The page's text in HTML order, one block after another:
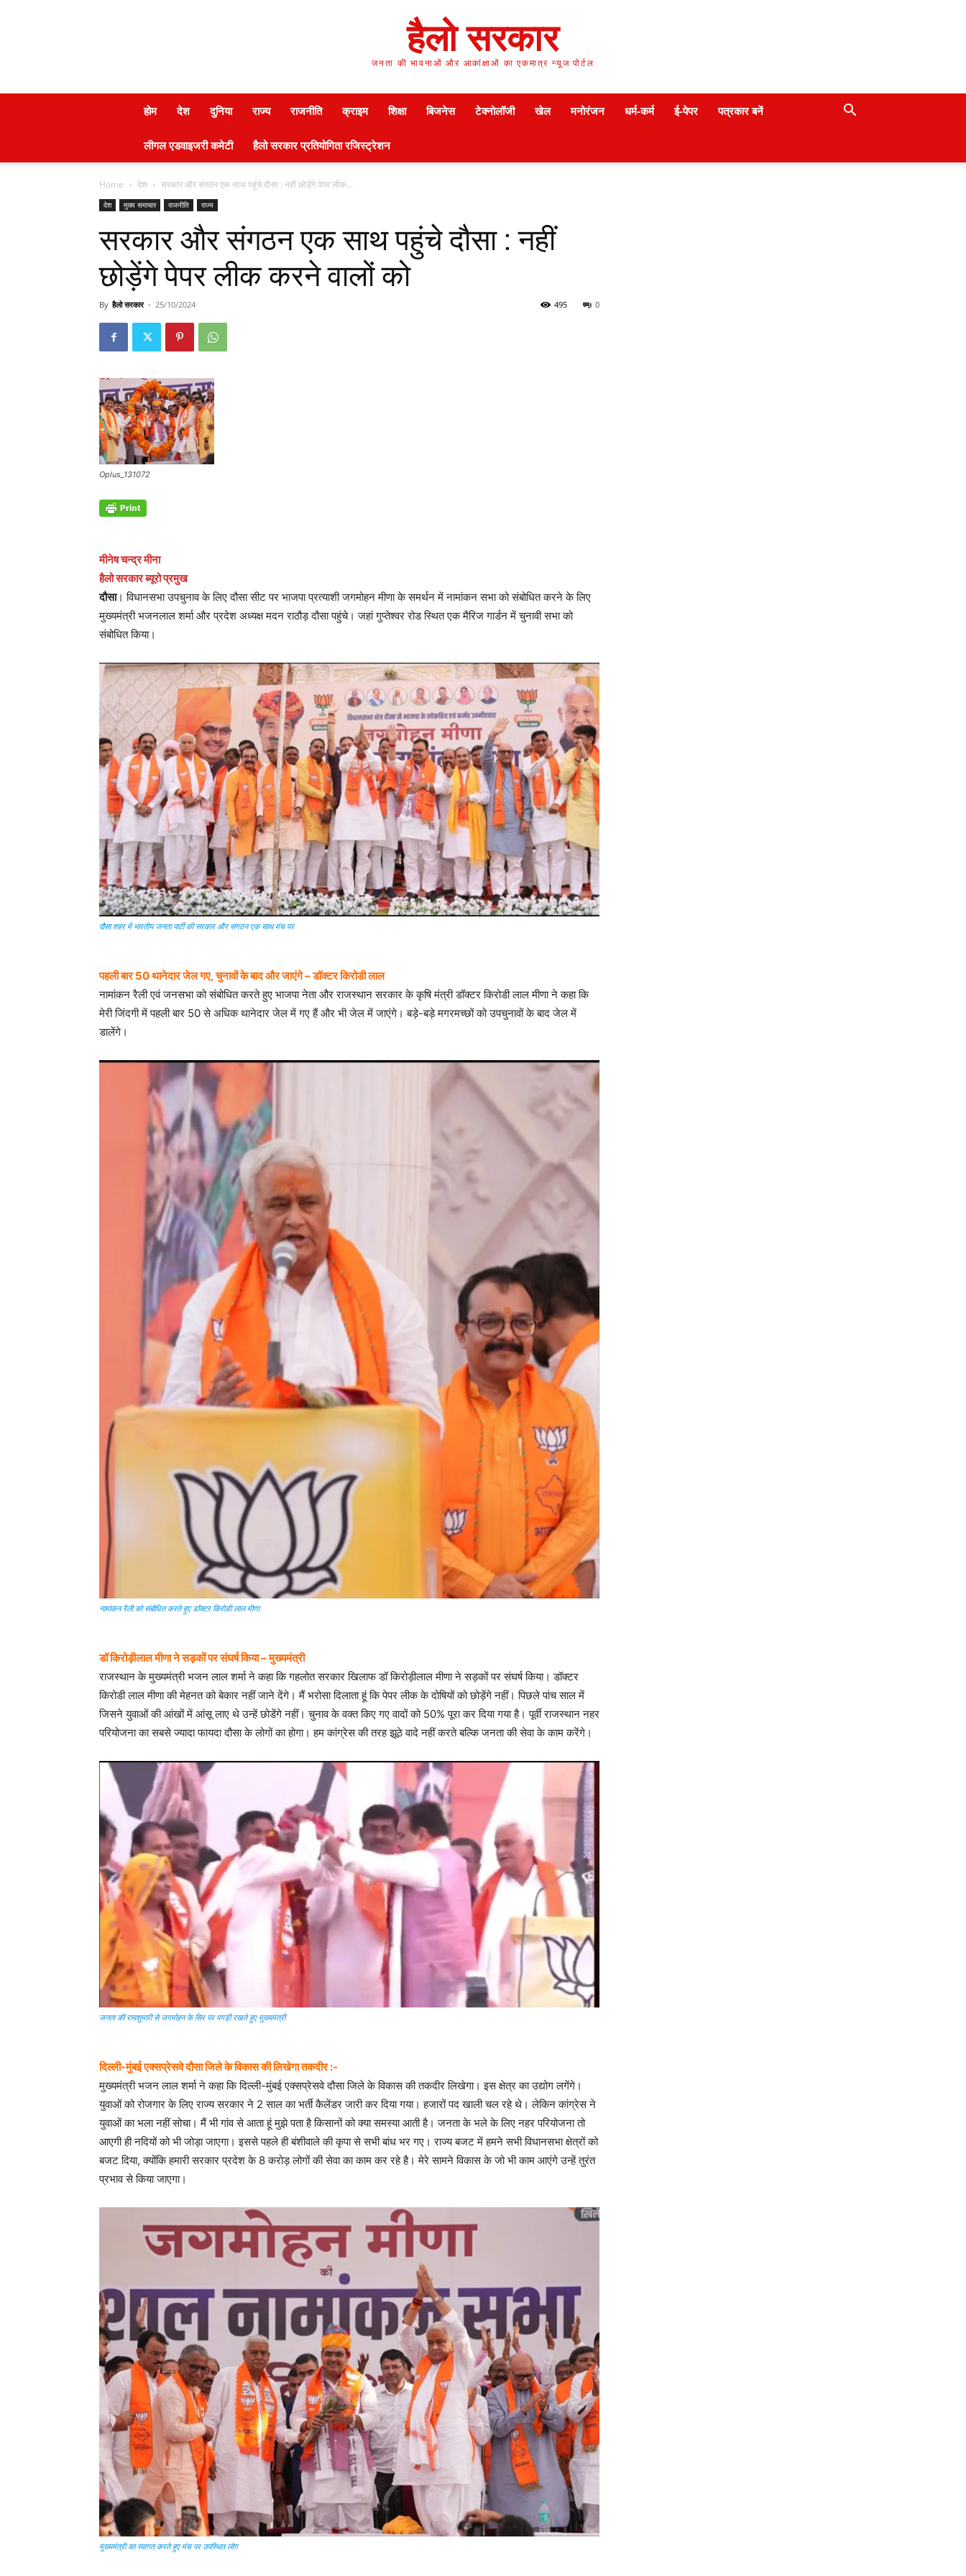
हैलो सरकार
जनता की भावनाओं और आकांक्षाओं का एकमात्र न्यूज पोर्टल
होम देश दुनिया राज्य राजनीति क्राइम शिक्षा बिजनेस टेक्नोलॉजी खेल मनोरंजन धर्म-कर्म ई-पेपर पत्रकार बनें
लीगल एडवाइजरी कमेटी हैलो सरकार प्रतियोगिता रजिस्ट्रेशन
Home देश सरकार और संगठन एक साथ पहुंचे दौसा : नहीं छोड़ेंगे पेपर लीक...
देश मुख्य समाचार राजनीति राज्य
सरकार और संगठन एक साथ पहुंचे दौसा : नहीं
छोड़ेंगे पेपर लीक करने वालों को
By हैलो सरकार - 25/10/2024 0
495
Oplus_131072
मीनेष चन्द्र मीना
हैलो सरकार ब्यूरो प्रमुख
दौसा। विधानसभा उपचुनाव के लिए दौसा सीट पर भाजपा प्रत्याशी जगमोहन मीणा के समर्थन में नामांकन सभा को संबोधित करने के लिए
मुख्यमंत्री भजनलाल शर्मा और प्रदेश अध्यक्ष मदन राठौड़ दौसा पहुंचे। जहां गुप्तेश्वर रोड स्थित एक मैरिज गार्डन में चुनावी सभा को
संबोधित किया।
दौसा शहर में भारतीय जनता पार्टी की सरकार और संगठन एक साथ मंच पर
पहली बार 50 थानेदार जेल गए, चुनावों के बाद और जाएंगे – डॉक्टर किरोडी लाल
नामांकन रैली एवं जनसभा को संबोधित करते हुए भाजपा नेता और राजस्थान सरकार के कृषि मंत्री डॉक्टर किरोडी लाल मीणा ने कहा कि
मेरी जिंदगी में पहली बार 50 से अधिक थानेदार जेल में गए हैं और भी जेल में जाएंगे। बड़े-बड़े मगरमच्छों को उपचुनावों के बाद जेल में
डालेंगे।
नामांकन रैली को संबोधित करते हुए डॉक्टर किरोडी लाल मीणा
डॉ किरोड़ीलाल मीणा ने सड़कों पर संघर्ष किया – मुख्यमंत्री
राजस्थान के मुख्यमंत्री भजन लाल शर्मा ने कहा कि गहलोत सरकार खिलाफ डॉ किरोड़ीलाल मीणा ने सड़कों पर संघर्ष किया। डॉक्टर
किरोडी लाल मीणा की मेहनत को बेकार नहीं जाने देंगे। मैं भरोसा दिलाता हूं कि पेपर लीक के दोषियों को छोड़ेंगे नहीं। पिछले पांच साल में
जिसने युवाओं की आंखों में आंसू लाए थे उन्हें छोडेंगे नहीं। चुनाव के वक्त किए गए वादों को 50% पूरा कर दिया गया है। पूर्वी राजस्थान नहर
परियोजना का सबसे ज्यादा फायदा दौसा के लोगों का होगा। हम कांग्रेस की तरह झूठे वादे नहीं करते बल्कि जनता की सेवा के काम करेंगे।
जनता की रायशुमारी से जगमोहन के सिर पर पगड़ी रखते हुए मुख्यमंत्री
दिल्ली-मुंबई एक्सप्रेसवे दौसा जिले के विकास की लिखेगा तकदीर :-
मुख्यमंत्री भजन लाल शर्मा ने कहा कि दिल्ली-मुंबई एक्सप्रेसवे दौसा जिले के विकास की तकदीर लिखेगा। इस क्षेत्र का उद्योग लगेंगे।
युवाओं को रोजगार के लिए राज्य सरकार ने 2 साल का भर्ती कैलेंडर जारी कर दिया गया। हजारों पद खाली चल रहे थे। लेकिन कांग्रेस ने
युवाओं का भला नहीं सोचा। मैं भी गांव से आता हूं मुझे पता है किसानों को क्या समस्या आती है। जनता के भले के लिए नहर परियोजना तो
आएगी ही नदियों को भी जोड़ा जाएगा। इससे पहले ही बंशीवाले की कृपा से सभी बांध भर गए। राज्य बजट में हमने सभी विधानसभा क्षेत्रों को
बजट दिया, क्योंकि हमारी सरकार प्रदेश के 8 करोड़ लोगों की सेवा का काम कर रहे है। मेरे सामने विकास के जो भी काम आएंगे उन्हें तुरंत
प्रभाव से किया जाएगा।
मुख्यमंत्री का स्वागत करते हुए मंच पर उपस्थित लोग